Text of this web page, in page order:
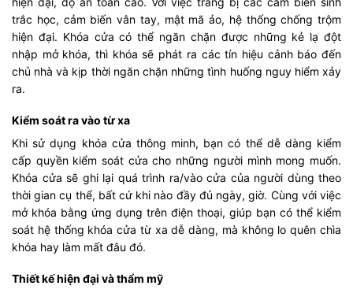
trắc học, cảm biến vân tay, mật mã ảo, hệ thống chống trộm
hiện đại. Khóa cửa có thể ngăn chặn được những kẻ lạ đột
nhập mở khóa, thì khóa sẽ phát ra các tín hiệu cảnh báo đến
chủ nhà và kịp thời ngăn chặn những tình huống nguy hiểm xảy
ra.
Kiểm soát ra vào từ xa
Khi sử dụng khóa cửa thông minh, bạn có thể dễ dàng kiểm
cấp quyền kiểm soát cửa cho những người mình mong muốn.
Khóa cửa sẽ ghi lại quá trình ra/vào cửa của người dùng theo
thời gian cụ thể, bất cứ khi nào đầy đủ ngày, giờ. Cùng với việc
mở khóa bằng ứng dụng trên điện thoại, giúp bạn có thể kiểm
soát hệ thống khóa cửa từ xa dễ dàng, mà không lo quên chìa
khóa hay làm mất đâu đó.
Thiết kế hiện đại và thẩm mỹ